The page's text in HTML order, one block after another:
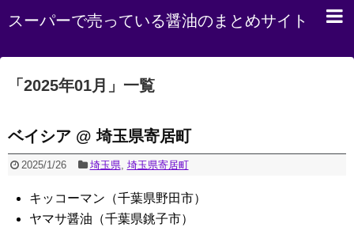
スーパーで売っている醤油のまとめサイト
「 2025年01月 」 一覧
ベイシア @ 埼玉県寄居町
2025/1/26 埼玉県, 埼玉県寄居町
キッコーマン（千葉県野田市）
ヤマサ醤油（千葉県銚子市）